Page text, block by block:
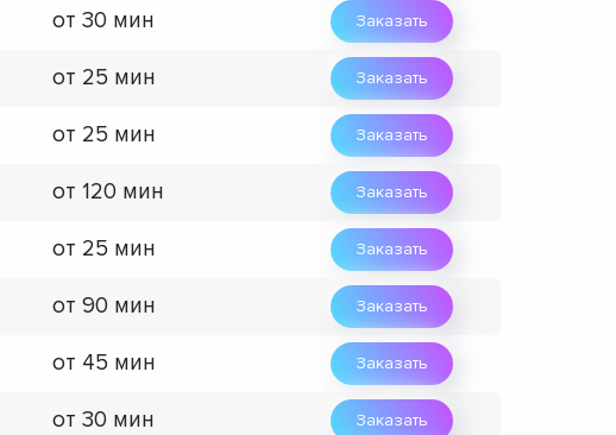
от 30 мин Заказать
от 25 мин Заказать
от 25 мин Заказать
от 120 мин Заказать
от 25 мин Заказать
от 90 мин Заказать
от 45 мин Заказать
от 30 мин Заказать